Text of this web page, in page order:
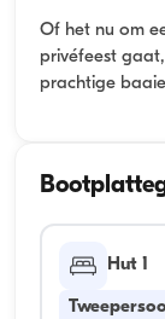
Of het nu om
privéfeest
prachtige
Hut 1